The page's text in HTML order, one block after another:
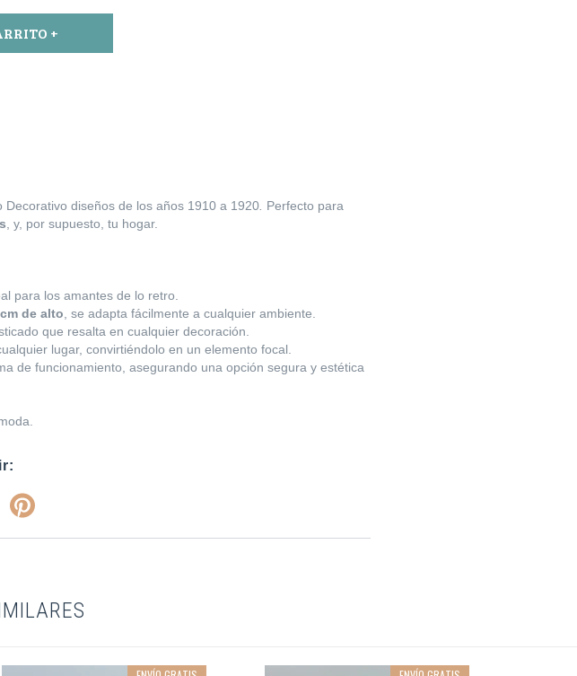
diseños de los años 1910 a 1920. Perfecto para
, y, por supuesto, tu hogar.
para los amantes de lo retro.
de alto , se adapta fácilmente a cualquier ambiente.
que resalta en cualquier decoración.
lugar, convirtiéndolo en un elemento focal.
de funcionamiento, asegurando una opción segura y estética